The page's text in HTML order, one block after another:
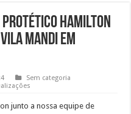
protético Hamilton
Mandi em
Sem categoria
junto a nossa equipe de